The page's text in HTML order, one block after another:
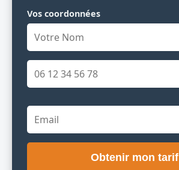
Vos coordonnées
Obtenir mon tarif